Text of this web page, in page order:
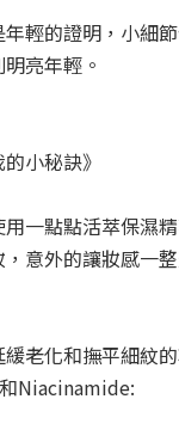
輕的證明，小細
亮年輕。
小秘訣》
一點點活萃保濕
意外的讓妝感一
老化和撫平細紋
Niacinamide: